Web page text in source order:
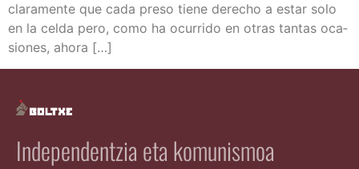
cla­ra­men­te que cada pre­so tie­ne dere­cho a estar solo
en la cel­da pero, como ha ocu­rri­do en otras tan­tas oca­
sio­nes, ahora […]
Independentzia eta komunismoa